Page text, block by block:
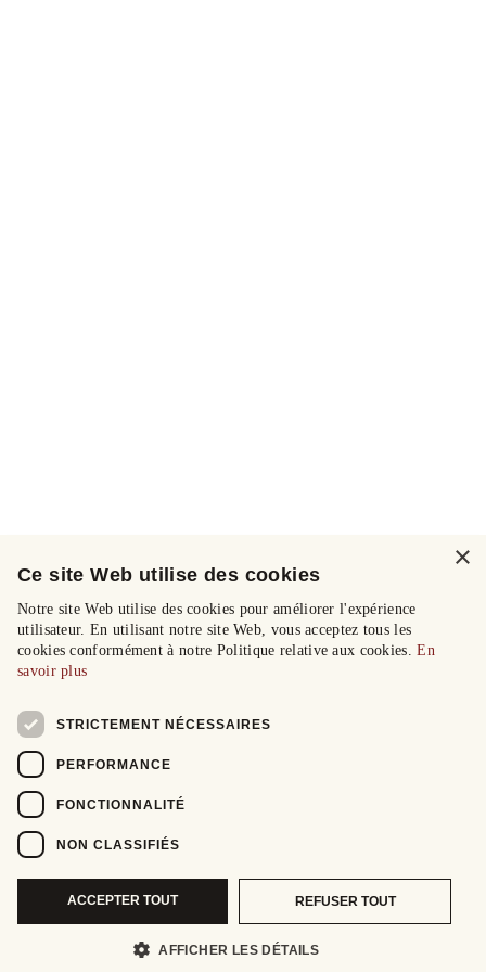
×
Ce site Web utilise des cookies
Notre site Web utilise des cookies pour améliorer l'expérience
utilisateur. En utilisant notre site Web, vous acceptez tous les
cookies conformément à notre Politique relative aux cookies.En
savoir plus
STRICTEMENT NÉCESSAIRES
PERFORMANCE
FONCTIONNALITÉ
NON CLASSIFIÉS
ACCEPTER TOUT REFUSER TOUT
AFFICHER LES DÉTAILS